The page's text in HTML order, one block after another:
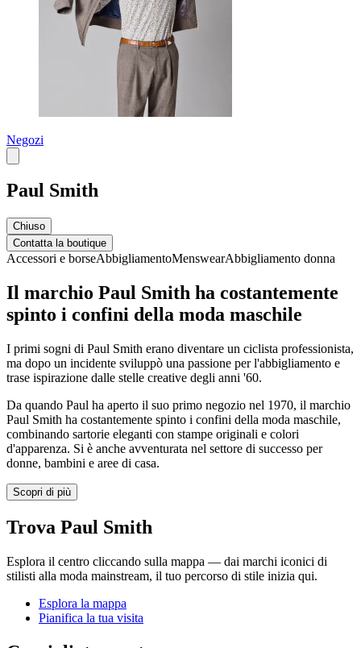
Negozi
Paul Smith
Chiuso
Contatta la boutique
Accessori e borseAbbigliamentoMenswearAbbigliamento donna
Il marchio Paul Smith ha costantemente
spinto i confini della moda maschile
I primi sogni di Paul Smith erano diventare un ciclista professionista,
ma dopo un incidente sviluppò una passione per l'abbigliamento e
trase ispirazione dalle stelle creative degli anni '60.
Da quando Paul ha aperto il suo primo negozio nel 1970, il marchio
Paul Smith ha costantemente spinto i confini della moda maschile,
combinando sartorie eleganti con stampe originali e colori
d'apparenza. Si è anche avventurata nel settore di successo per
donne, bambini e aree di casa.
Scopri di più
Trova Paul Smith
Esplora il centro cliccando sulla mappa — dai marchi iconici di
stilisti alla moda mainstream, il tuo percorso di stile inizia qui.
Esplora la mappa
Pianifica la tua visita